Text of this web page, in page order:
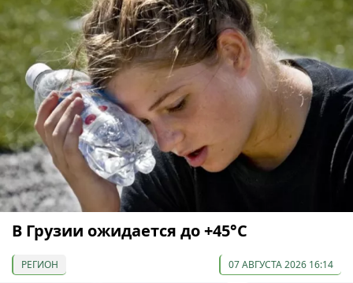
В Грузии ожидается до +45°С
РЕГИОН 07 АВГУСТА 2026 16:14